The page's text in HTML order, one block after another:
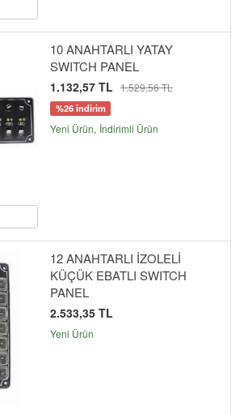
10 ANAHTARLI YATAY
SWITCH PANEL
1.132,57 TL 1.529,56 TL
%26 indirim
Yeni Ürün İndirimli Ürün
12 ANAHTARLI İZOLELİ
KÜÇÜK EBATLI SWITCH
PANEL
2.533,35 TL
Yeni Ürün